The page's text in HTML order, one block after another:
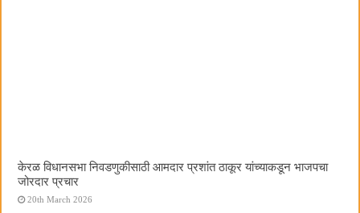
केरळ विधानसभा निवडणुकीसाठी आमदार प्रशांत ठाकूर यांच्याकडून भाजपचा
जोरदार प्रचार
20th March 2026